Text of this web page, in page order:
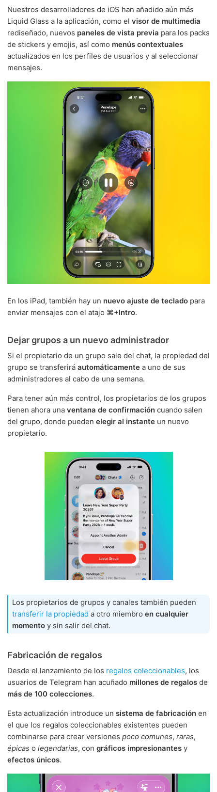
Nuestros desarrolladores de iOS han añadido aún más
Liquid Glass a la aplicación, como el visor de multimedia
rediseñado, nuevos paneles de vista previa para los packs
de stickers y emojis, así como menús contextuales
actualizados en los perfiles de usuarios y al seleccionar
mensajes.
En los iPad, también hay un nuevo ajuste de teclado para
enviar mensajes con el atajo ⌘+Intro.
Dejar grupos a un nuevo administrador
Si el propietario de un grupo sale del chat, la propiedad del
grupo se transferirá automáticamente a uno de sus
administradores al cabo de una semana.
Para tener aún más control, los propietarios de los grupos
tienen ahora una ventana de confirmación cuando salen
del grupo, donde pueden elegir al instante un nuevo
propietario.
Los propietarios de grupos y canales también pueden
transferir la propiedad a otro miembro en cualquier
momento y sin salir del chat.
Fabricación de regalos
Desde el lanzamiento de los regalos coleccionables, los
usuarios de Telegram han acuñado millones de regalos de
más de 100 colecciones.
Esta actualización introduce un sistema de fabricación en
el que los regalos coleccionables existentes pueden
combinarse para crear versiones poco comunes, raras,
épicas o legendarias, con gráficos impresionantes y
efectos únicos.